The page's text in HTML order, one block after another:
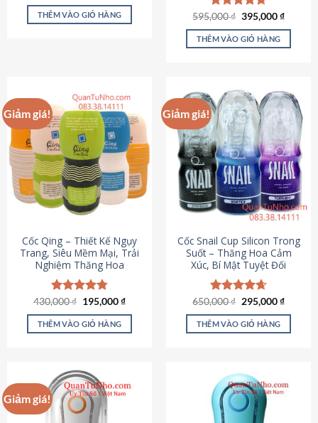
sản
phẩm
là:
895,000 ₫.
tại
THÊM VÀO GIỎ HÀNG
Được xếp
hạng4.64
5 sao
595,000₫ Giá
là:
595,000 ₫.
395,000₫Giá
tại
THÊM VÀO GIỎ HÀNG
Giảm giá!
Cốc Qing – Thiết Kế Ngụy
Trang, Siêu Mềm Mại, Trải
Nghiệm Thăng Hoa
Được xếp
hạng4.78
5 sao
430,000₫ Giá
là:
430,000 ₫.
195,000₫Giá
tại
THÊM VÀO GIỎ HÀNG
Giảm giá!
Cốc Snail Cup Silicon Trong
Suốt – Thăng Hoa Cảm
Xúc, Bí Mật Tuyệt Đối
Được xếp
hạng4.69
5 sao
650,000₫ Giá
là:
650,000 ₫.
295,000₫Giá
tại
THÊM VÀO GIỎ HÀNG
Giảm giá!